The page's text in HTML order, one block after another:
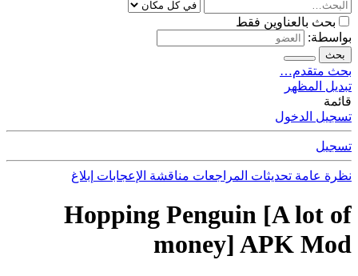
بحث بالعناوين فقط
بواسطة:
بحث
بحث متقدم…
تبديل المظهر
قائمة
تسجيل الدخول
تسجيل
نظرة عامة تحديثات المراجعات مناقشة الإعجابات إبلاغ
Hopping Penguin [A lot of
money] APK Mod